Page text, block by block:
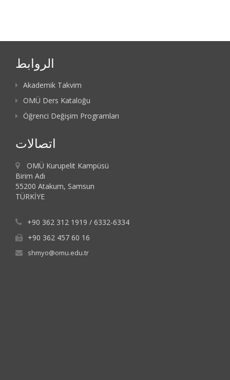
الروابط
Akademik Takvim
OMÜ Ders Kataloğu
Öğrenci Değişim Programları
اتصالات
OMÜ Kurupelit Kampüsü
Birim Adı
55200 Atakum, Samsun
TÜRKİYE
+90 362 312 1919 / 6332-6334
+90 362 457 60 16
shmyo@omu.edu.tr